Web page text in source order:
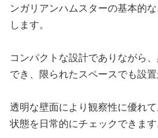
ンガリアンハムスターの基本的
します。
コンパクトな設計でありながら
でき、限られたスペースでも設置
透明な壁面により観察性に優れ
状態を日常的にチェックできます